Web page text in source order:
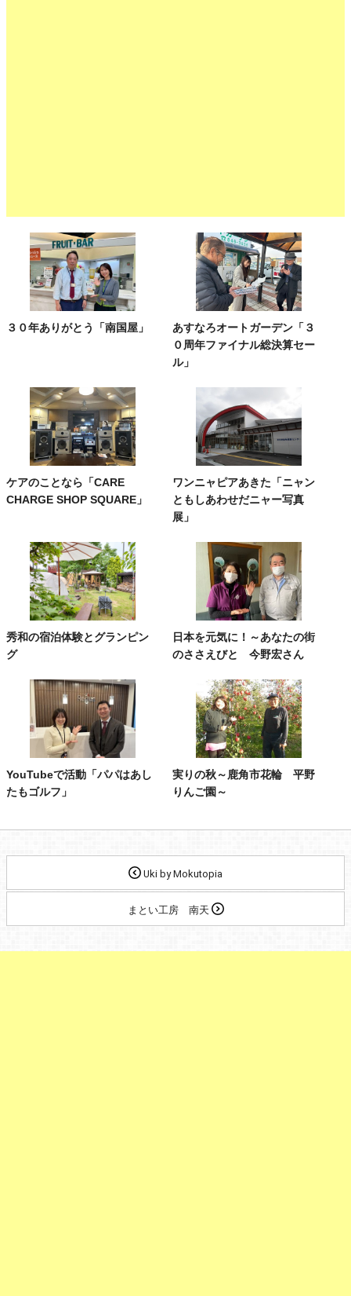
３０年ありがとう「南国屋」
あすなろオートガーデン「３
０周年ファイナル総決算セー
ル」
ケアのことなら「CARE
CHARGE SHOP SQUARE」
ワンニャピアあきた「ニャン
ともしあわせだニャー写真
展」
秀和の宿泊体験とグランピン
グ
日本を元気に！～あなたの街
のささえびと 今野宏さん
YouTubeで活動「パパはあし
たもゴルフ」
実りの秋～鹿角市花輪 平野
りんご園～
Uki by Mokutopia
まとい工房 南天